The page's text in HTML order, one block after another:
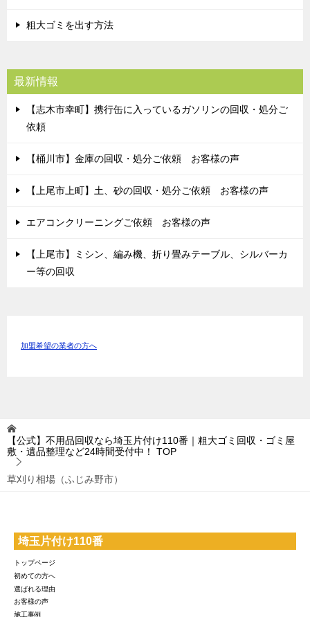
粗大ゴミを出す方法
最新情報
【志木市幸町】携行缶に入っているガソリンの回収・処分ご
依頼
【桶川市】金庫の回収・処分ご依頼 お客様の声
【上尾市上町】土、砂の回収・処分ご依頼 お客様の声
エアコンクリーニングご依頼 お客様の声
【上尾市】ミシン、編み機、折り畳みテーブル、シルバーカ
ー等の回収
加盟希望の業者の方へ
【公式】不用品回収なら埼玉片付け110番｜粗大ゴミ回収・ゴミ屋
敷・遺品整理など24時間受付中！
TOP
草刈り相場（ふじみ野市）
埼玉片付け110番
トップページ
初めての方へ
選ばれる理由
お客様の声
施工事例